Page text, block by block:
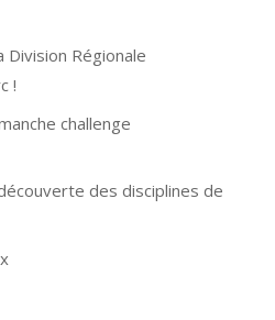
Division Régionale
!
challenge
des disciplines de